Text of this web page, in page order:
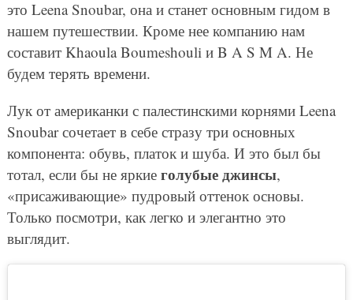
это Leena Snoubar, она и станет основным гидом в
нашем путешествии. Кроме нее компанию нам
составит Khaoula Boumeshouli и B A S M A. Не
будем терять времени.
Лук от американки с палестинскими корнями Leena
Snoubar сочетает в себе стразу три основных
компонента: обувь, платок и шуба. И это был бы
тотал, если бы не яркие голубые джинсы,
«присаживающие» пудровый оттенок основы.
Только посмотри, как легко и элегантно это
выглядит.